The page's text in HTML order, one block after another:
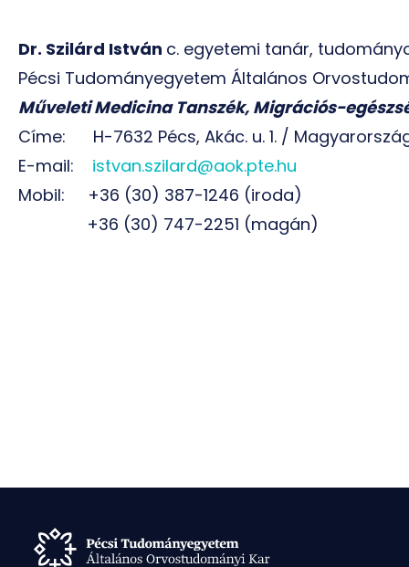
Dr. Szilárd István c. egyetemi tanár,
Pécsi Tudományegyetem Általános
Műveleti Medicina Tanszék, Migrációs-
Címe: H-7632 Pécs, Akác. u. 1. /
E-mail: istvan.szilard@aok.pte.hu
Mobil: +36 (30) 387-1246 (iroda)
+36 (30) 747-2251 (magán)